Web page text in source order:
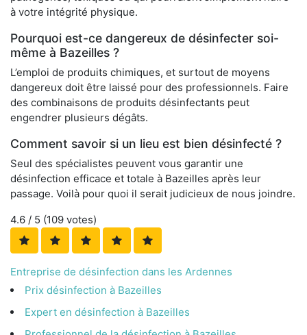
à votre intégrité physique.
Pourquoi est-ce dangereux de désinfecter soi-
même à Bazeilles ?
L’emploi de produits chimiques, et surtout de moyens
dangereux doit être laissé pour des professionnels. Faire
des combinaisons de produits désinfectants peut
engendrer plusieurs dégâts.
Comment savoir si un lieu est bien désinfecté ?
Seul des spécialistes peuvent vous garantir une
désinfection efficace et totale à Bazeilles après leur
passage. Voilà pour quoi il serait judicieux de nous joindre.
4.6 / 5 (109 votes)
Entreprise de désinfection dans les Ardennes
Prix désinfection à Bazeilles
Expert en désinfection à Bazeilles